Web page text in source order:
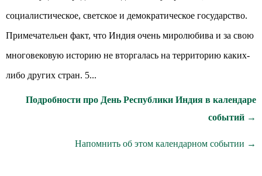
социалистическое, светское и демократическое государство.
Примечательен факт, что Индия очень миролюбива и за свою
многовековую историю не вторгалась на территорию каких-
либо других стран. 5...
Подробности про День Республики Индия в календаре
событий →
Напомнить об этом календарном событии →